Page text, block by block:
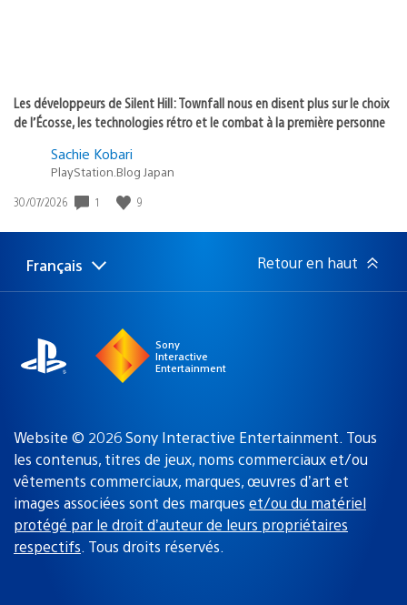
Les développeurs de Silent Hill: Townfall nous en disent plus sur le choix
de l’Écosse, les technologies rétro et le combat à la première personne
Sachie Kobari
PlayStation.Blog Japan
Date
publication
30/07/2026 1 9
Choisir
une
Région
actuelle
Français Retour en haut
Sony
Interactive
Entertainment
Website © 2026 Sony Interactive Entertainment. Tous
les contenus, titres de jeux, noms commerciaux et/ou
vêtements commerciaux, marques, œuvres d’art et
images associées sont des marques et/ou du matériel
protégé par le droit d’auteur de leurs propriétaires
respectifs. Tous droits réservés.